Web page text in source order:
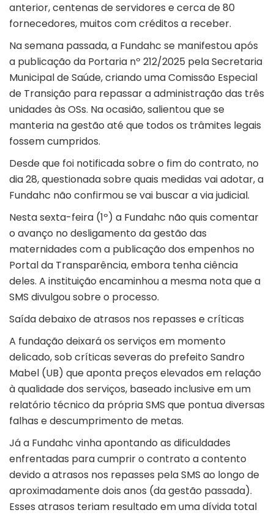
anterior, centenas de servidores e cerca de 80
fornecedores, muitos com créditos a receber.
Na semana passada, a Fundahc se manifestou após
a publicação da Portaria nº 212/2025 pela Secretaria
Municipal de Saúde, criando uma Comissão Especial
de Transição para repassar a administração das três
unidades às OSs. Na ocasião, salientou que se
manteria na gestão até que todos os trâmites legais
fossem cumpridos.
Desde que foi notificada sobre o fim do contrato, no
dia 28, questionada sobre quais medidas vai adotar, a
Fundahc não confirmou se vai buscar a via judicial.
Nesta sexta-feira (1º) a Fundahc não quis comentar
o avanço no desligamento da gestão das
maternidades com a publicação dos empenhos no
Portal da Transparência, embora tenha ciência
deles. A instituição encaminhou a mesma nota que a
SMS divulgou sobre o processo.
Saída debaixo de atrasos nos repasses e críticas
A fundação deixará os serviços em momento
delicado, sob críticas severas do prefeito Sandro
Mabel (UB) que aponta preços elevados em relação
à qualidade dos serviços, baseado inclusive em um
relatório técnico da própria SMS que pontua diversas
falhas e descumprimento de metas.
Já a Fundahc vinha apontando as dificuldades
enfrentadas para cumprir o contrato a contento
devido a atrasos nos repasses pela SMS ao longo de
aproximadamente dois anos (da gestão passada).
Esses atrasos teriam resultado em uma dívida total